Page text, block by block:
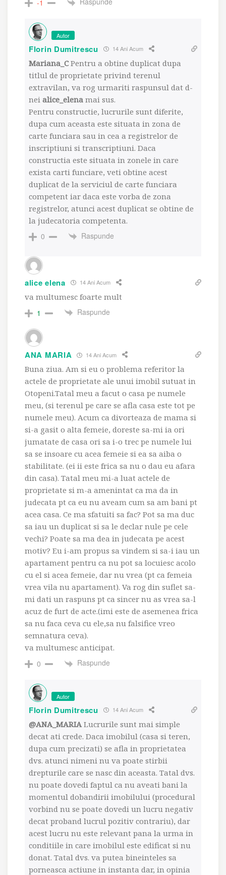
-1
Autor
Florin Dumitrescu 14 Ani Acum
Mariana_CPentru a obtine duplicat dupa
titlul de proprietate privind terenul
extravilan, va rog urmariti raspunsul dat d-
nei alice_elena mai sus.
Pentru constructie, lucrurile sunt diferite,
dupa cum aceasta este situata in zona de
carte funciara sau in cea a registrelor de
inscriptiuni si transcriptiuni. Daca
constructia este situata in zonele in care
exista carti funciare, veti obtine acest
duplicat de la serviciul de carte funciara
competent iar daca este vorba de zona
registrelor, atunci acest duplicat se obtine de
la judecatoria competenta.
0
Raspunde
alice elena 14 Ani Acum
va multumesc foarte mult
1
Raspunde
ANA MARIA 14 Ani Acum
Buna ziua. Am si eu o problema referitor la
actele de proprietate ale unui imobil sutuat in
Otopeni.Tatal meu a facut o casa pe numele
meu, (si terenul pe care se afla casa este tot pe
numele meu). Acum ca divorteaza de mama si
si-a gasit o alta femeie, doreste sa-mi ia ori
jumatate de casa ori sa i-o trec pe numele lui
sa se insoare cu acea femeie si ea sa aiba o
stabilitate. (ei ii este frica sa nu o dau eu afara
din casa). Tatal meu mi-a luat actele de
proprietate si m-a amenintat ca ma da in
judecata pt ca eu nu aveam cum sa am bani pt
acea casa. Ce ma sfatuiti sa fac? Pot sa ma duc
sa iau un duplicat si sa le declar nule pe cele
vechi? Poate sa ma dea in judecata pe acest
motiv? Eu i-am propus sa vindem si sa-i iau un
apartament pentru ca nu pot sa locuiesc acolo
cu el si acea femeie, dar nu vrea (pt ca femeia
vrea vila nu apartament). Va rog din suflet sa-
mi dati un raspuns pt ca sincer nu as vrea sa-l
acuz de furt de acte.(imi este de asemenea frica
sa nu faca ceva cu ele,sa nu falsifice vreo
semnatura ceva).
va multumesc anticipat.
0
Raspunde
Autor
Florin Dumitrescu 14 Ani Acum
@ANA_MARIA Lucrurile sunt mai simple
decat ati crede. Daca imobilul (casa si teren,
dupa cum precizati) se afla in proprietatea
dvs. atunci nimeni nu va poate stirbii
drepturile care se nasc din aceasta. Tatal dvs.
nu poate dovedi faptul ca nu aveati bani la
momentul dobandirii imobilului (procedural
vorbind nu se poate dovedi un lucru negativ
decat proband lucrul pozitiv contrariu), dar
acest lucru nu este relevant pana la urma in
conditiile in care imobilul este edificat si nu
donat. Tatal dvs. va putea bineinteles sa
porneasca actiune in instanta dar, in opinia